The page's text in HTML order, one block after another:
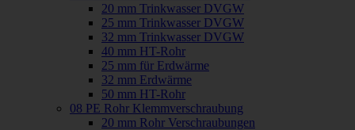
20 mm Trinkwasser DVGW
25 mm Trinkwasser DVGW
32 mm Trinkwasser DVGW
40 mm HT-Rohr
25 mm für Erdwärme
32 mm Erdwärme
50 mm HT-Rohr
08 PE Rohr Klemmverschraubung
20 mm Rohr Verschraubungen